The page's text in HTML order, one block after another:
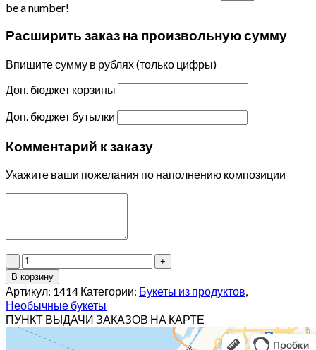
be a number!
Расширить заказ на произвольную сумму
Впишите сумму в рублях (только цифры)
Доп. бюджет корзины
Доп. бюджет бутылки
Комментарий к заказу
Укажите ваши пожелания по наполнению композиции
Количество
товара
Мясная
корзина
из
продуктов
В корзину
Артикул: 1414 Категории: Букеты из продуктов,
Необычные букеты
ПУНКТ ВЫДАЧИ ЗАКАЗОВ НА КАРТЕ